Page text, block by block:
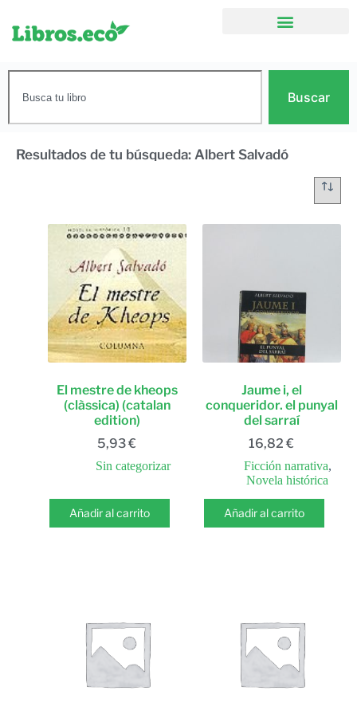
Buscar
Resultados de tu búsqueda: Albert Salvadó
El mestre de kheops
(clàssica) (catalan
edition)
5,93€
Sin categorizar
Añadir al carrito
Jaume i, el
conqueridor. el punyal
del sarraí
16,82€
Ficción narrativa,
Novela histórica
Añadir al carrito